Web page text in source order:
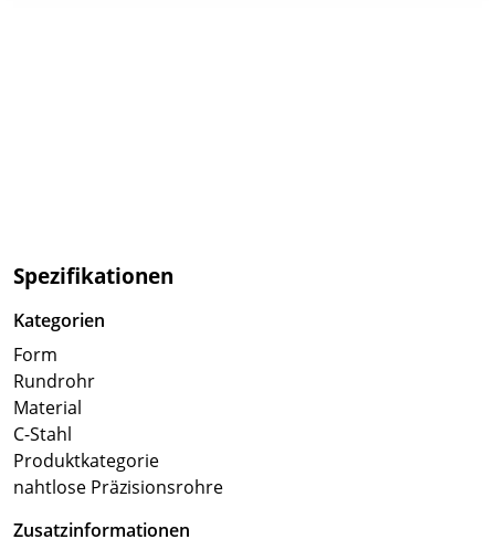
Spezifikationen
Kategorien
Form
Rundrohr
Material
C-Stahl
Produktkategorie
nahtlose Präzisionsrohre
Zusatzinformationen